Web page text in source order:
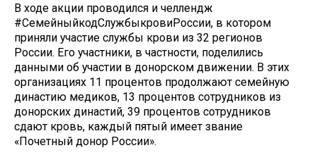
В ходе акции проводился и челлендж
#СемейныйкодСлужбыкровиРоссии, в котором
приняли участие службы крови из 32 регионов
России. Его участники, в частности, поделились
данными об участии в донорском движении. В этих
организациях 11 процентов продолжают семейную
династию медиков, 13 процентов сотрудников из
донорских династий, 39 процентов сотрудников
сдают кровь, каждый пятый имеет звание
«Почетный донор России».